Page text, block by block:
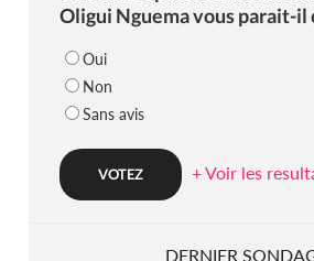
Oligui Nguema vous parait-il
Oui
Non
Sans avis
+ Voir les
DERNIER